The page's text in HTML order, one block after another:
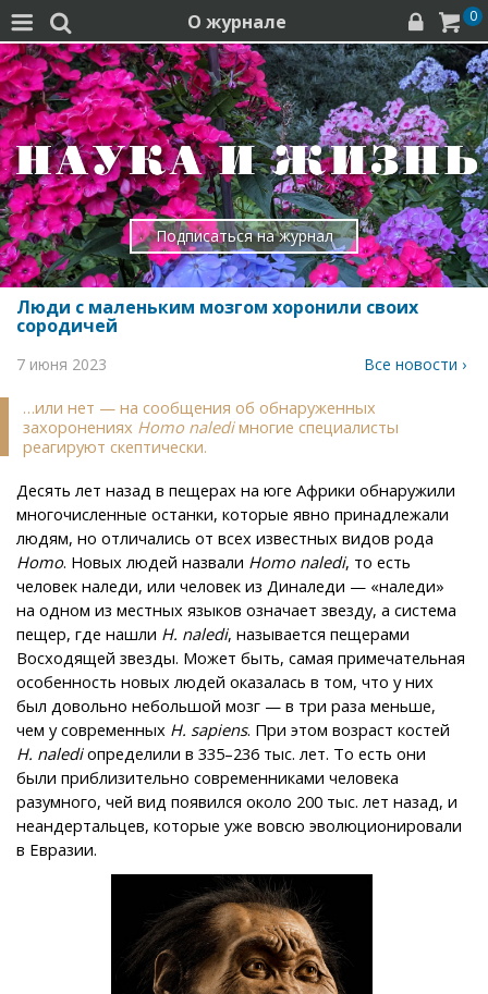
  О журнале   0
Подписаться на журнал
Люди с маленьким мозгом хоронили своих
сородичей
7 июня 2023 Все новости ›
…или нет — на сообщения об обнаруженных
захоронениях Homo nalediмногие специалисты
реагируют скептически.
Десять лет назад в пещерах на юге Африки обнаружили
многочисленные останки, которые явно принадлежали
людям, но отличались от всех известных видов рода
Homo. Новых людей назвали Homo naledi, то есть
человек наледи, или человек из Диналеди — «наледи»
на одном из местных языков означает звезду, а система
пещер, где нашли H. naledi, называется пещерами
Восходящей звезды. Может быть, самая примечательная
особенность новых людей оказалась в том, что у них
был довольно небольшой мозг — в три раза меньше,
чем у современных H. sapiens. При этом возраст костей
H. nalediопределили в 335–236 тыс. лет. То есть они
были приблизительно современниками человека
разумного, чей вид появился около 200 тыс. лет назад, и
неандертальцев, которые уже вовсю эволюционировали
в Евразии.